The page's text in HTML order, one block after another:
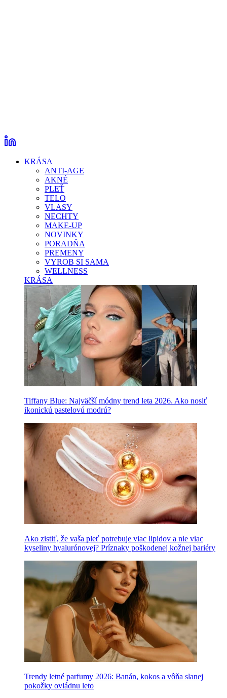
KRÁSA
ANTI-AGE
AKNÉ
PLEŤ
TELO
VLASY
NECHTY
MAKE-UP
NOVINKY
PORADŇA
PREMENY
VYROB SI SAMA
WELLNESS
KRÁSA
Tiffany Blue: Najväčší módny trend leta 2026. Ako nosiť
ikonickú pastelovú modrú?
Ako zistiť, že vaša pleť potrebuje viac lipidov a nie viac
kyseliny hyalurónovej? Príznaky poškodenej kožnej bariéry
Trendy letné parfumy 2026: Banán, kokos a vôňa slanej
pokožky ovládnu leto